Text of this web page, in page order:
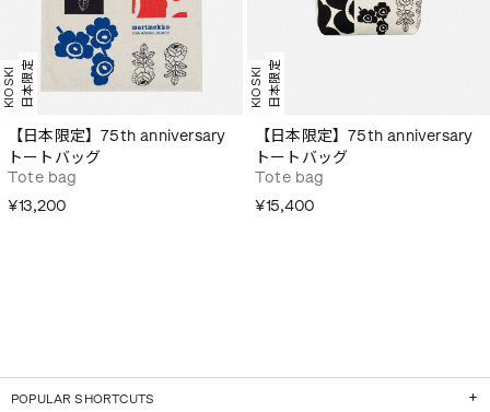
KIOSKI日本限定
【日本限定】75th anniversary
トートバッグ
Tote bag
¥13,200
KIOSKI日本限定
【日本限定】75th anniversary
トートバッグ
Tote bag
¥15,400
POPULAR SHORTCUTS